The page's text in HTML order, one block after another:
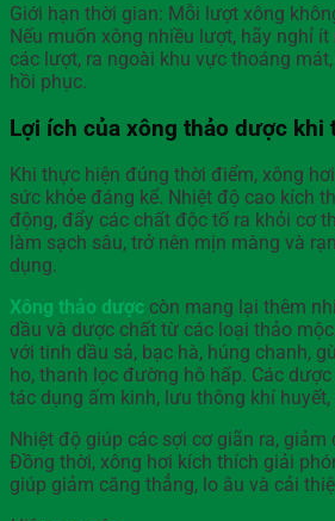
Giới hạn thời gian: Mỗi lượt xông
Nếu muốn xông nhiều lượt, hãy nghỉ
các lượt, ra ngoài khu vực thoáng
hồi phục.
Lợi ích của xông thảo dược khi
Khi thực hiện đúng thời điểm, xông
sức khỏe đáng kể. Nhiệt độ cao kích
động, đẩy các chất độc tố ra khỏi cơ
làm sạch sâu, trở nên mịn màng và
dụng.
Xông thảo dược còn mang lại thêm
dầu và dược chất từ các loại thảo
với tinh dầu sả, bạc hà, húng chanh,
ho, thanh lọc đường hô hấp. Các
tác dụng ấm kinh, lưu thông khí
Nhiệt độ giúp các sợi cơ giãn ra,
Đồng thời, xông hơi kích thích giải
giúp giảm căng thẳng, lo âu và cải